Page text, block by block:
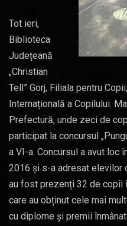
Tot ieri,
Biblioteca
Județeană
„Christian
Tell” Gorj, Filiala pentru
Internațională a Copilului.
Prefectură, unde zeci de
participat la concursul
a VI-a. Concursul a avut loc
2016 și s-a adresat elevilor
au fost prezenți 32 de copii
care au obținut cele mai
cu diplome și premii